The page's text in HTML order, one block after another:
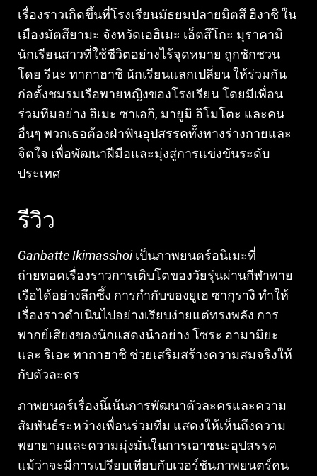
เรื่องราวเกิดขึ้นที่โรงเรียนมัธยมปลายมิตสึ ฮิงาชิ ใน
เมืองมัตสึยามะ จังหวัดเอฮิเมะ เอ็ตสึโกะ มุราคามิ
นักเรียนสาวที่ใช้ชีวิตอย่างไร้จุดหมาย ถูกชักชวน
โดย รีนะ ทากาฮาชิ นักเรียนแลกเปลี่ยน ให้ร่วมกัน
ก่อตั้งชมรมเรือพายหญิงของโรงเรียน โดยมีเพื่อน
ร่วมทีมอย่าง ฮิเมะ ซาเอกิ, มายูมิ อิโมโตะ และคน
อื่นๆ พวกเธอต้องฝ่าฟันอุปสรรคทั้งทางร่างกายและ
จิตใจ เพื่อพัฒนาฝีมือและมุ่งสู่การแข่งขันระดับ
ประเทศ
รีวิว
Ganbatte Ikimasshoiเป็นภาพยนตร์อนิเมะที่
ถ่ายทอดเรื่องราวการเติบโตของวัยรุ่นผ่านกีฬาพาย
เรือได้อย่างลึกซึ้ง การกำกับของยูเฮ ซากุรางิ ทำให้
เรื่องราวดำเนินไปอย่างเรียบง่ายแต่ทรงพลัง การ
พากย์เสียงของนักแสดงนำอย่าง โซระ อามามิยะ
และ ริเอะ ทากาฮาชิ ช่วยเสริมสร้างความสมจริงให้
กับตัวละคร
ภาพยนตร์เรื่องนี้เน้นการพัฒนาตัวละครและความ
สัมพันธ์ระหว่างเพื่อนร่วมทีม แสดงให้เห็นถึงความ
พยายามและความมุ่งมั่นในการเอาชนะอุปสรรค
แม้ว่าจะมีการเปรียบเทียบกับเวอร์ชันภาพยนตร์คน